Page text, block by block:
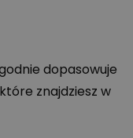
dopasowuje
znajdziesz w